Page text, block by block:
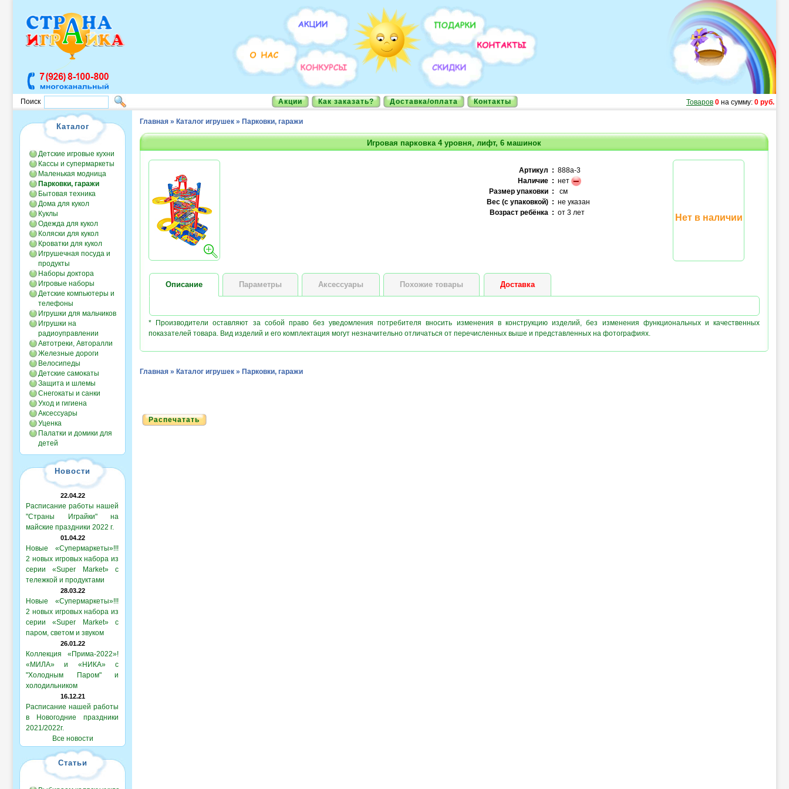
Поиск Акции Как заказать? Доставка/оплата Контакты Товаров 0 на сумму: 0 руб.
Каталог
Детские игровые кухни
Кассы и супермаркеты
Маленькая модница
Парковки, гаражи
Бытовая техника
Дома для кукол
Куклы
Одежда для кукол
Коляски для кукол
Кроватки для кукол
Игрушечная посуда и
продукты
Наборы доктора
Игровые наборы
Детские компьютеры и
телефоны
Игрушки для мальчиков
Игрушки на
радиоуправлении
Автотреки, Авторалли
Железные дороги
Велосипеды
Детские самокаты
Защита и шлемы
Снегокаты и санки
Уход и гигиена
Аксессуары
Уценка
Палатки и домики для
детей
Новости
22.04.22
Расписание работы нашей
"Страны Играйки" на
майские праздники 2022 г.
01.04.22
Новые «Супермаркеты»!!!
2 новых игровых набора из
серии «Super Market» с
тележкой и продуктами
28.03.22
Новые «Супермаркеты»!!!
2 новых игровых набора из
серии «Super Market» с
паром, светом и звуком
26.01.22
Коллекция «Прима-2022»!
«МИЛА» и «НИКА» с
"Холодным Паром" и
холодильником
16.12.21
Расписание нашей работы
в Новогодние праздники
2021/2022г.
Все новости
Статьи
Главная » Каталог игрушек » Парковки, гаражи
Игровая парковка 4 уровня, лифт, 6 машинок
Артикул : 888a-3
Наличие : нет
Размер упаковки : см
Вес (с упаковкой) : не указан
Возраст ребёнка : от 3 лет Нет в наличии
Описание Параметры Аксессуары Похожие товары Доставка
* Производители оставляют за собой право без уведомления потребителя вносить изменения в конструкцию изделий, без изменения функциональных и качественных
показателей товара. Вид изделий и его комплектация могут незначительно отличаться от перечисленных выше и представленных на фотографиях.
Главная » Каталог игрушек » Парковки, гаражи
Распечатать